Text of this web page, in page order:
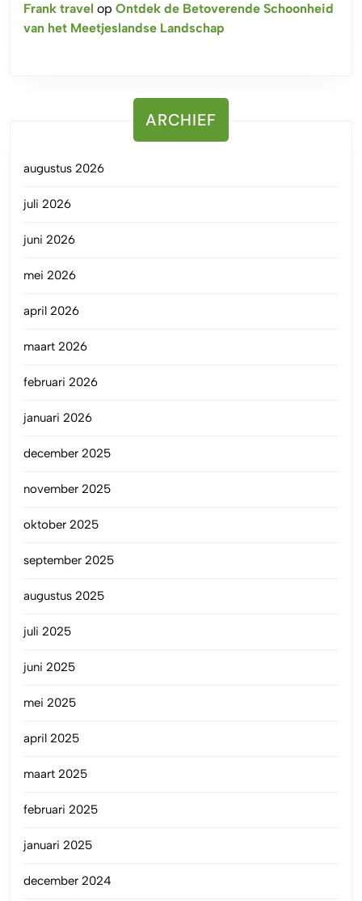
Frank travel op Ontdek de Betoverende Schoonheid
van het Meetjeslandse Landschap
ARCHIEF
augustus 2026
juli 2026
juni 2026
mei 2026
april 2026
maart 2026
februari 2026
januari 2026
december 2025
november 2025
oktober 2025
september 2025
augustus 2025
juli 2025
juni 2025
mei 2025
april 2025
maart 2025
februari 2025
januari 2025
december 2024